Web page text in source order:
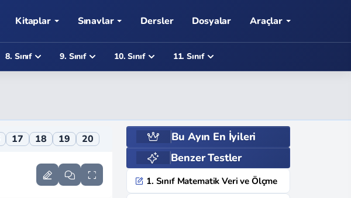
Kitaplar Sınavlar Dersler Dosyalar Araçlar
8. Sınıf 9. Sınıf 10. Sınıf 11. Sınıf
17 18 19 20
Bu Ayın En İyileri
Benzer Testler
1. Sınıf Matematik Veri ve Ölçme